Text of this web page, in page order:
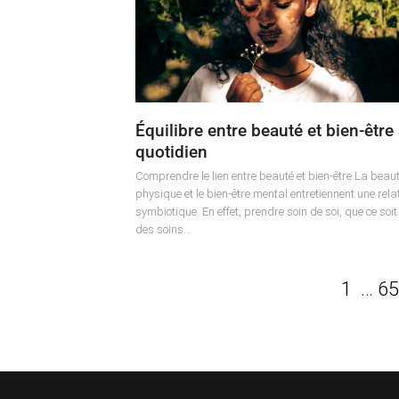
Équilibre entre beauté et bien-être
quotidien
Comprendre le lien entre beauté et bien-être La
physique et le bien-être mental entretiennent une
symbiotique. En effet, prendre soin de soi, que ce
des soins…
Page
1 … 65